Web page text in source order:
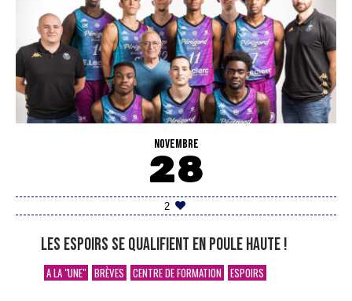
NOVEMBRE
28
2
Les Espoirs se qualifient en Poule Haute !
A LA "UNE" BRÈVES CENTRE DE FORMATION ESPOIRS